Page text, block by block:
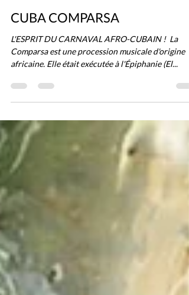
CUBA COMPARSA
L'ESPRIT DU CARNAVAL AFRO-CUBAIN ! ​ La
Comparsa est une procession musicale d'origine
africaine. Elle était exécutée à l'Épiphanie (El...